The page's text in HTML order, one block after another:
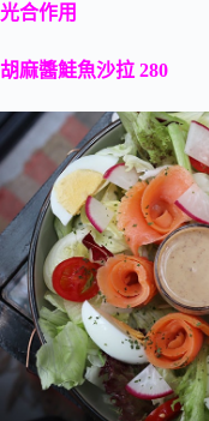
光合作用
胡麻醬鮭魚沙拉 280